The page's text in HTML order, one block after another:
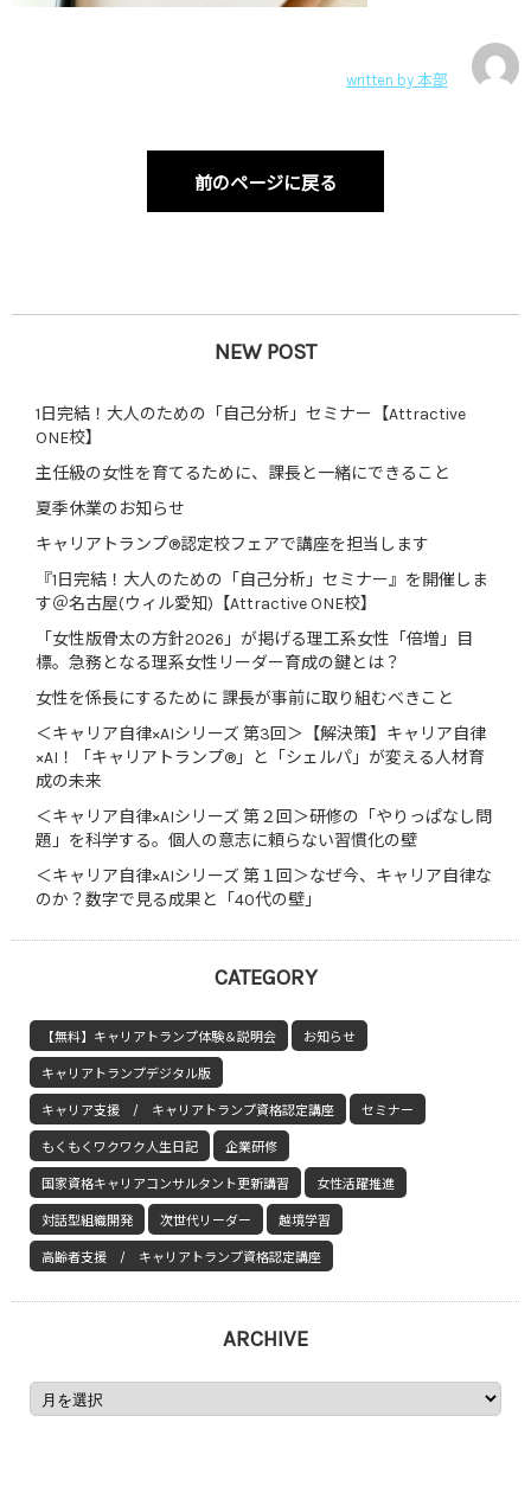
written by 本部
前のページに戻る
NEW POST
1日完結！大人のための「自己分析」セミナー【Attractive
ONE校】
主任級の女性を育てるために、課長と一緒にできること
夏季休業のお知らせ
キャリアトランプ®認定校フェアで講座を担当します
『1日完結！大人のための「自己分析」セミナー』を開催しま
す＠名古屋(ウィル愛知)【Attractive ONE校】
「女性版骨太の方針2026」が掲げる理工系女性「倍増」目
標。急務となる理系女性リーダー育成の鍵とは？
女性を係長にするために 課長が事前に取り組むべきこと
＜キャリア自律×AIシリーズ 第3回＞【解決策】キャリア自律
×AI！「キャリアトランプ®」と「シェルパ」が変える人材育
成の未来
＜キャリア自律×AIシリーズ 第２回＞研修の「やりっぱなし問
題」を科学する。個人の意志に頼らない習慣化の壁
＜キャリア自律×AIシリーズ 第１回＞なぜ今、キャリア自律な
のか？数字で見る成果と「40代の壁」
CATEGORY
【無料】キャリアトランプ体験＆説明会 お知らせ
キャリアトランプデジタル版
キャリア支援 / キャリアトランプ資格認定講座 セミナー
もくもくワクワク人生日記 企業研修
国家資格キャリアコンサルタント更新講習 女性活躍推進
対話型組織開発 次世代リーダー 越境学習
高齢者支援 / キャリアトランプ資格認定講座
ARCHIVE